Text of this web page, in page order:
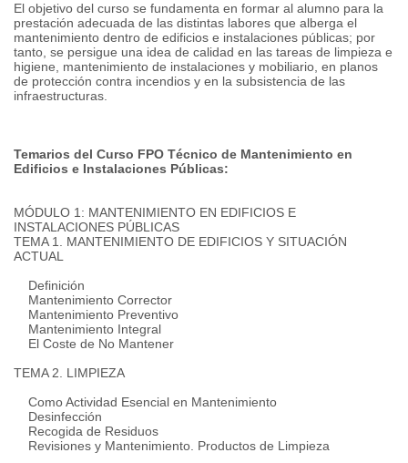
El objetivo del curso se fundamenta en formar al alumno para la
prestación adecuada de las distintas labores que alberga el
mantenimiento dentro de edificios e instalaciones públicas; por
tanto, se persigue una idea de calidad en las tareas de limpieza e
higiene, mantenimiento de instalaciones y mobiliario, en planos
de protección contra incendios y en la subsistencia de las
infraestructuras.
Temarios del Curso FPO Técnico de Mantenimiento en
Edificios e Instalaciones Públicas:
MÓDULO 1: MANTENIMIENTO EN EDIFICIOS E
INSTALACIONES PÚBLICAS
TEMA 1. MANTENIMIENTO DE EDIFICIOS Y SITUACIÓN
ACTUAL
Definición
Mantenimiento Corrector
Mantenimiento Preventivo
Mantenimiento Integral
El Coste de No Mantener
TEMA 2. LIMPIEZA
Como Actividad Esencial en Mantenimiento
Desinfección
Recogida de Residuos
Revisiones y Mantenimiento. Productos de Limpieza